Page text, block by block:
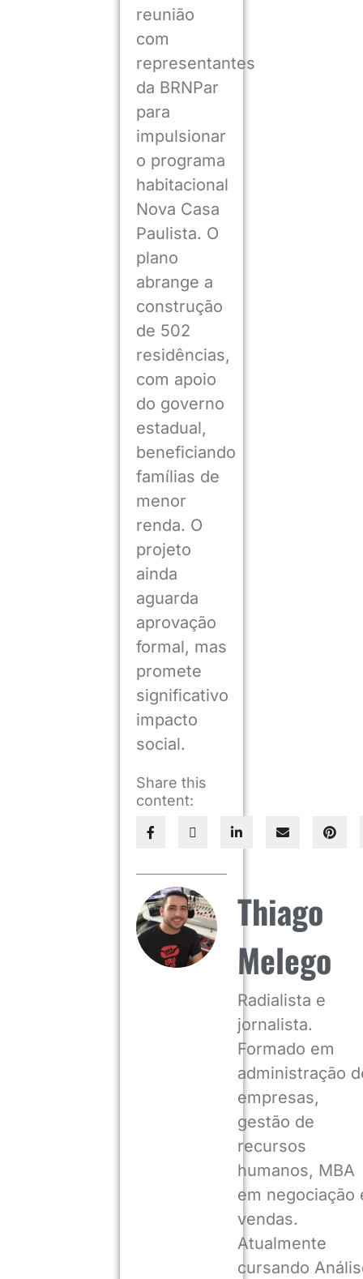
reunião
com
representantes
da BRNPar
para
impulsionar
o programa
habitacional
Nova Casa
Paulista. O
plano
abrange a
construção
de 502
residências,
com apoio
do governo
estadual,
beneficiando
famílias de
menor
renda. O
projeto
ainda
aguarda
aprovação
formal, mas
promete
significativo
impacto
social.
Share this
content:
Thiago
Melego
Radialista e
jornalista.
Formado em
administração
empresas,
gestão de
recursos
humanos, MBA
em negociação
vendas.
Atualmente
cursando